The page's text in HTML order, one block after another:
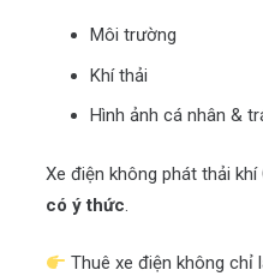
Môi trường
Khí thải
Hình ảnh cá nhân &
Xe điện không phát thải
có ý thức.
Thuê xe điện không chỉ